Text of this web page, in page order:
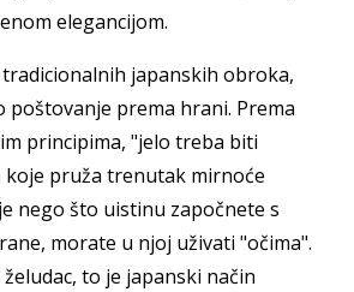
elegancijom.
japanskih obroka,
poštovanje prema hrani. Prema
principima, "jelo treba biti
pruža trenutak mirnoće
nego što uistinu započnete s
morate u njoj uživati "očima".
to je japanski način